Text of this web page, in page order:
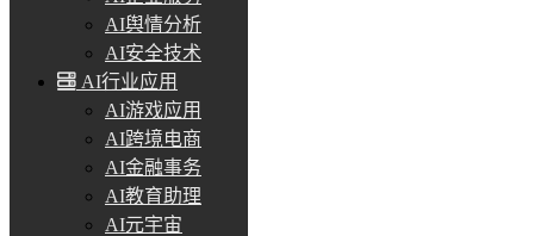
AI舆情分析
AI安全技术
AI行业应用
AI游戏应用
AI跨境电商
AI金融事务
AI教育助理
AI元宇宙